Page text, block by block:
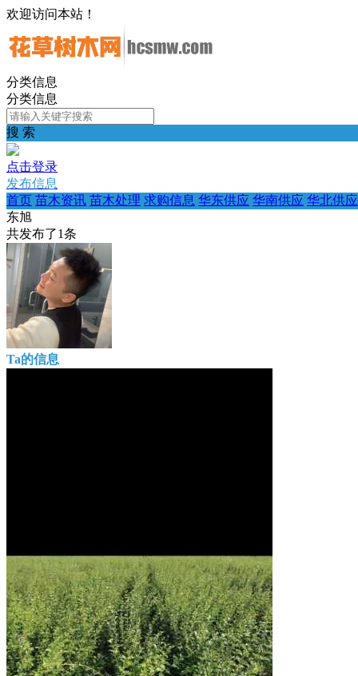
欢迎访问本站！
分类信息
分类信息
搜 索
点击登录
发布信息
首页 苗木资讯 苗木处理 求购信息 华东供应 华南供应 华北供应
东旭
共发布了1条
Ta的信息